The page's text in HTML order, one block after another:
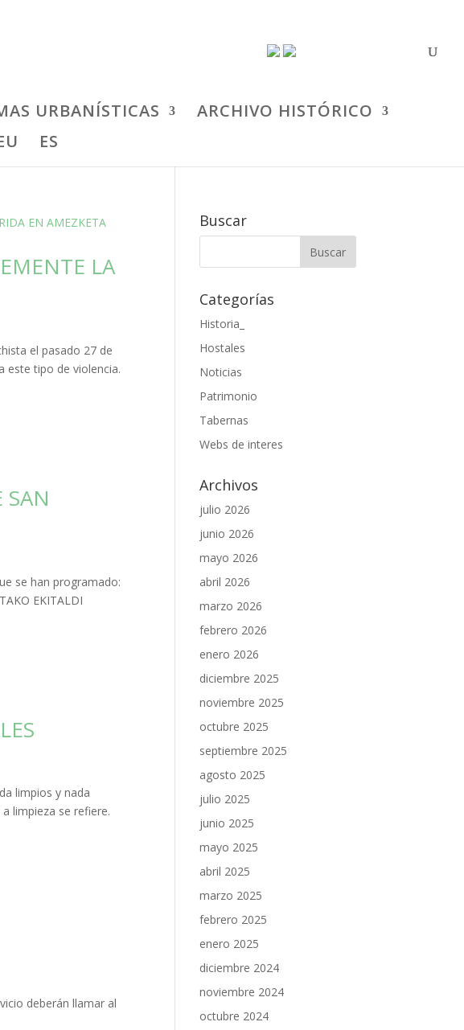
URBANÍSTICAS
ARCHIVO HISTÓRICO
ES
LA
el pasado 27 de
este tipo de violencia.
se han programado:
EKITALDI
limpios y nada
limpieza se refiere.
deberán llamar al
Buscar
Categorías
Historia_
Hostales
Noticias
Patrimonio
Tabernas
Webs de interes
Archivos
julio 2026
junio 2026
mayo 2026
abril 2026
marzo 2026
febrero 2026
enero 2026
diciembre 2025
noviembre 2025
octubre 2025
septiembre 2025
agosto 2025
julio 2025
junio 2025
mayo 2025
abril 2025
marzo 2025
febrero 2025
enero 2025
diciembre 2024
noviembre 2024
octubre 2024